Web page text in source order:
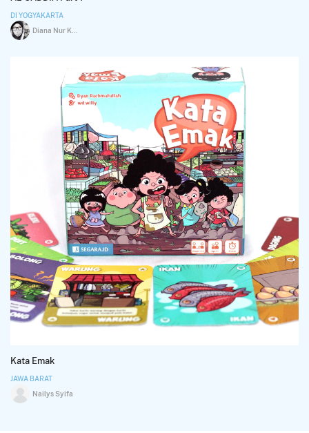
DI YOGYAKARTA
Kata Emak
JAWA BARAT
Nailys Syifa